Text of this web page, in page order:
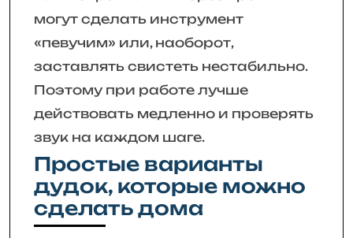
могут сделать инструмент
«певучим» или, наоборот,
заставлять свистеть нестабильно.
Поэтому при работе лучше
действовать медленно и проверять
звук на каждом шаге.
Простые варианты
дудок, которые можно
сделать дома